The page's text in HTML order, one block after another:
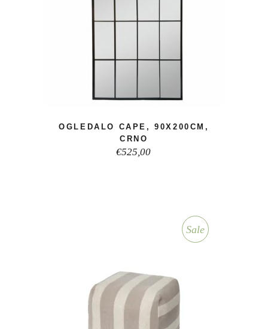
OGLEDALO CAPE, 90X200CM,
CRNO
€525,00
Sale